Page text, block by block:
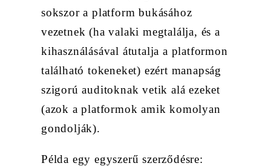
sokszor a platform bukásához
vezetnek (ha valaki megtalálja, és a
kihasználásával átutalja a platformon
található tokeneket) ezért manapság
szigorú auditoknak vetik alá ezeket
(azok a platformok amik komolyan
gondolják).
Példa egy egyszerű szerződésre: